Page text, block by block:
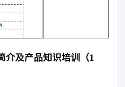
介及产品知识培训（1